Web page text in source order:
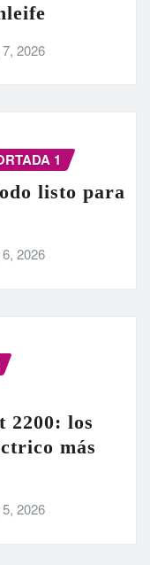
2026
1
listo para
2026
2200: los
más
2026